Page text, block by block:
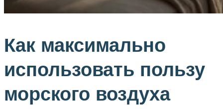
Как максимально
использовать пользу
морского воздуха